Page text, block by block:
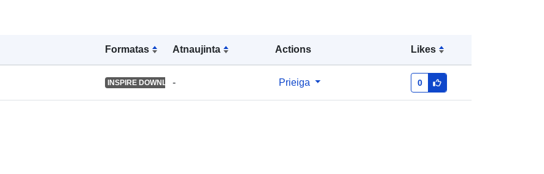
Formatas Atnaujinta Actions Likes
INSPIRE DOWNLOAD SERVICE
- Prieiga 0
duomenys:
13.92, 46.66 ], [ 13.92, 45.56 ], [
12.32, 45.56 ], [ 12.32, 46.66 ] ]
Rūšis: